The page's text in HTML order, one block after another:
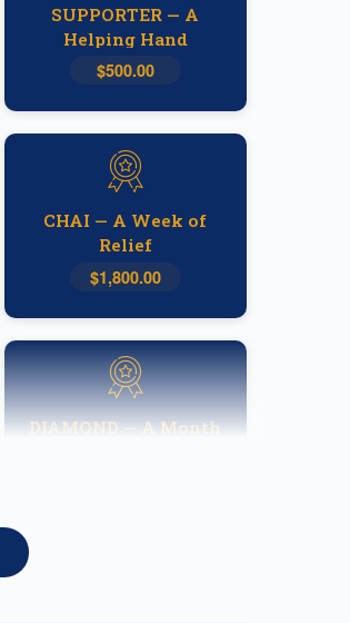
SUPPORTER — A
Helping Hand
$500.00
CHAI — A Week of
Relief
$1,800.00
DIAMOND — A Month